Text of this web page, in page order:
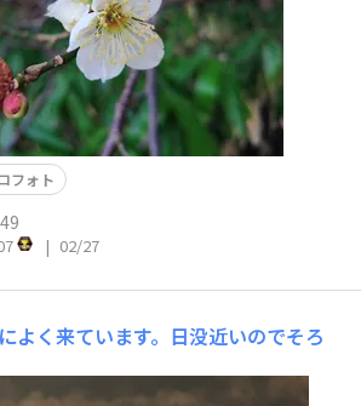
フォト
49
| 02/27
よく来ています。日没近いのでそろ